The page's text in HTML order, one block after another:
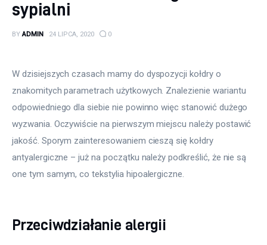
Ogród
Kuchnia
Sypialnia
Budowa
sypialni
BY ADMIN 24 LIPCA, 2020 0
W dzisiejszych czasach mamy do dyspozycji kołdry o
znakomitych parametrach użytkowych. Znalezienie wariantu
odpowiedniego dla siebie nie powinno więc stanowić dużego
wyzwania. Oczywiście na pierwszym miejscu należy postawić
jakość. Sporym zainteresowaniem cieszą się kołdry
antyalergiczne – już na początku należy podkreślić, że nie są
one tym samym, co tekstylia hipoalergiczne.
Przeciwdziałanie alergii